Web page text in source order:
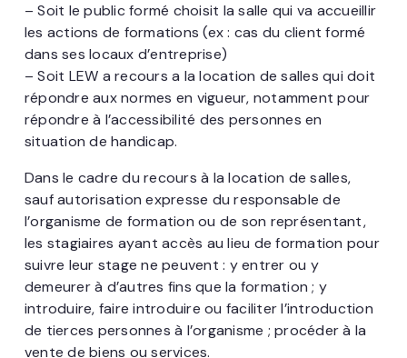
– Soit le public formé choisit la salle qui va accueillir
les actions de formations (ex : cas du client formé
dans ses locaux d’entreprise)
– Soit LEW a recours a la location de salles qui doit
répondre aux normes en vigueur, notamment pour
répondre à l’accessibilité des personnes en
situation de handicap.
Dans le cadre du recours à la location de salles,
sauf autorisation expresse du responsable de
l’organisme de formation ou de son représentant,
les stagiaires ayant accès au lieu de formation pour
suivre leur stage ne peuvent : y entrer ou y
demeurer à d’autres fins que la formation ; y
introduire, faire introduire ou faciliter l’introduction
de tierces personnes à l’organisme ; procéder à la
vente de biens ou services.